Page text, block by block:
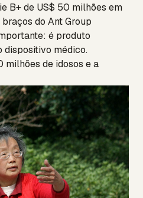
B+ de US$ 50 milhões em
do Ant Group
é produto
dispositivo médico.
milhões de idosos e a